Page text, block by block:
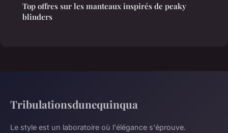
Top offres sur les manteaux inspirés de peaky
blinders
Tribulationsdunequinqua
Le style est un laboratoire où l'élégance s'éprouve.